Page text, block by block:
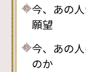
今、あの
願望
今、あの
のか